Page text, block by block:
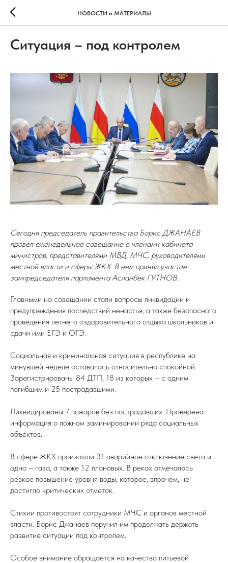
НОВОСТИ и МАТЕРИАЛЫ
Ситуация – под контролем
Сегодня председатель правительства Борис ДЖАНАЕВ
провел еженедельное совещание с членами кабинета
министров, представителями МВД, МЧС, руководителями
местной власти и сферы ЖКХ. В нем принял участие
зампредседателя парламента Асланбек ГУТНОВ.
Главными на совещании стали вопросы ликвидации и
предупреждения последствий ненастья, а также безопасного
проведения летнего оздоровительного отдыха школьников и
сдачи ими ЕГЭ и ОГЭ.
Социальная и криминальная ситуация в республике на
минувшей неделе оставалась относительно спокойной.
Зарегистрированы 84 ДТП, 18 из которых – с одним
погибшим и 25 пострадавшими.
Ликвидированы 7 пожаров без пострадавших. Проверена
информация о ложном заминировании ряда социальных
объектов.
В сфере ЖКХ произошли 31 аварийное отключение света и
одно – газа, а также 12 плановых. В реках отмечалось
резкое повышение уровня воды, которое, впрочем, не
достигло критических отметок.
Стихии противостоят сотрудники МЧС и органов местной
власти. Борис Джанаев поручил им продолжать держать
развитие ситуации под контролем.
Особое внимание обращается на качество питьевой